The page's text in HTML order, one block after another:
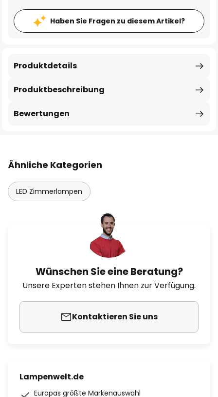
Haben Sie Fragen zu diesem Artikel?
Produktbeschreibung
Produktdetails
Bewertungen
Ähnliche Kategorien
LED Zimmerlampen
Wünschen Sie eine Beratung?
Unsere Experten stehen Ihnen zur Verfügung.
Kontaktieren Sie uns
Lampenwelt.de
Europas größte Markenauswahl